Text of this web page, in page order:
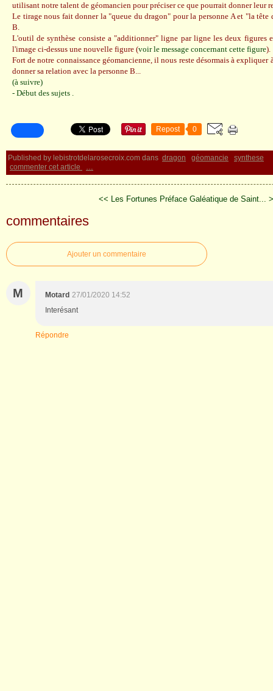
utilisant notre talent de géomancien pour préciser ce que pourrait donner leur
Le tirage nous fait donner la "queue du dragon" pour la personne A et "la tête
B.
L'outil de synthèse consiste a "additionner" ligne par ligne les deux figures
l'image ci-dessus une nouvelle figure (voir le message concernant cette figure).
Fort de notre connaissance géomancienne, il nous reste désormais à
donner sa relation avec la personne B...
(à suivre)
- Début des sujets .
Repost 0
Published by lebistrotdelarosecroix.com dans dragon géomancie
synthese
commenter cet article
…
<< Les Fortunes Préface Galéatique de Saint...
commentaires
Ajouter un commentaire
M Motard 27/01/2020 14:52
Interésant
Répondre